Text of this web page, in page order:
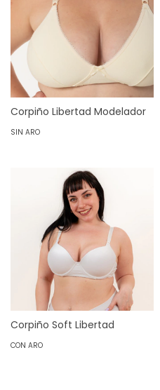
Corpiño Libertad Modelador
SIN ARO
Corpiño Soft Libertad
CON ARO